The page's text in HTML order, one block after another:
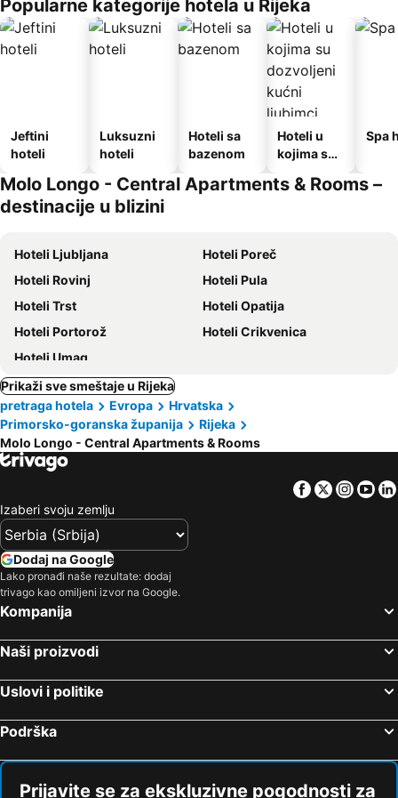
Popularne kategorije hotela u Rijeka
Jeftini
hoteli
Luksuzni
hoteli
Hoteli sa
bazenom
Hoteli u
kojima su
kućni
Spa
Molo Longo - Central Apartments & Rooms –
destinacije u blizini
Hoteli Ljubljana
Hoteli Poreč
Hoteli Rovinj
Hoteli Pula
Hoteli Trst
Hoteli Opatija
Hoteli Portorož
Hoteli Crikvenica
Hoteli Umag
Prikaži sve smeštaje u Rijeka
pretraga hotela
Evropa
Hrvatska
Primorsko-goranska županija
Rijeka
Molo Longo - Central Apartments & Rooms
Facebook
Twitter
Izaberi svoju zemlju
Dodaj na Google
Lako pronađi naše rezultate: dodaj
trivago kao omiljeni izvor na Google.
Kompanija
Naši proizvodi
Uslovi i politike
Podrška
Prijavite se za ekskluzivne pogodnosti za